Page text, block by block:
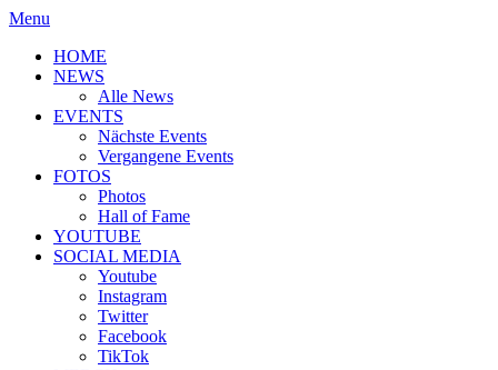
Menu
HOME
NEWS
Alle News
EVENTS
Nächste Events
Vergangene Events
FOTOS
Photos
Hall of Fame
YOUTUBE
SOCIAL MEDIA
Youtube
Instagram
Twitter
Facebook
TikTok